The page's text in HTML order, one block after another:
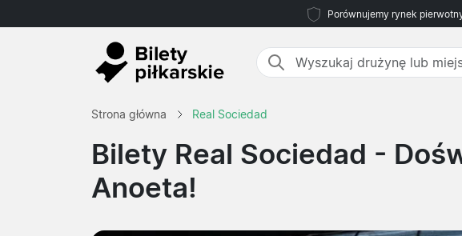
Porównujemy rynek
Strona główna Real Sociedad
Bilety Real Sociedad -
Anoeta!